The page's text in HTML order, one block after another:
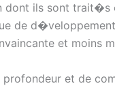
dont ils sont trait�s
d�veloppement
et moins
profondeur et de